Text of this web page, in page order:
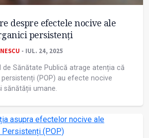
despre efectele nocive ale
persistenți
- IUL. 24, 2025
de Sănătate Publică atrage atenția că
(POP) au efecte nocive
sănătății umane.